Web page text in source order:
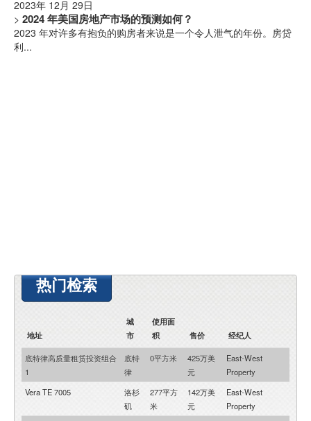
2023年 12月 29日
> 2024 年美国房地产市场的预测如何？
2023 年对许多有抱负的购房者来说是一个令人泄气的年份。房贷
利...
热门检索
地址
城
市
使用面
积
售价 经纪人
底特律高质量租赁投资组合
1
底特
律
0平方米
425万美
元
East-West
Property
Vera TE 7005
洛杉
矶
277平方
米
142万美
元
East-West
Property